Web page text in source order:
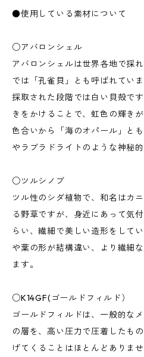
●使用している素材について
○アバロンシェル
アバロンシェルは世界各地で採
では「孔雀貝」とも呼ばれていま
採取された段階では白い貝殻で
きをかけることで、虹色の輝き
色合いから「海のオパール」と
やラブラドライトのような神秘
○ツルシノブ
ツル性のシダ植物で、和名はカ
る野草ですが、身近にあって気
らい、繊細で美しい造形をして
や葉の形が結構違い、より繊細
ます。
○K14GF(ゴールドフィルド）
ゴールドフィルドは、一般的な
の層を、高い圧力で圧着したも
げてくることはほとんどありませ